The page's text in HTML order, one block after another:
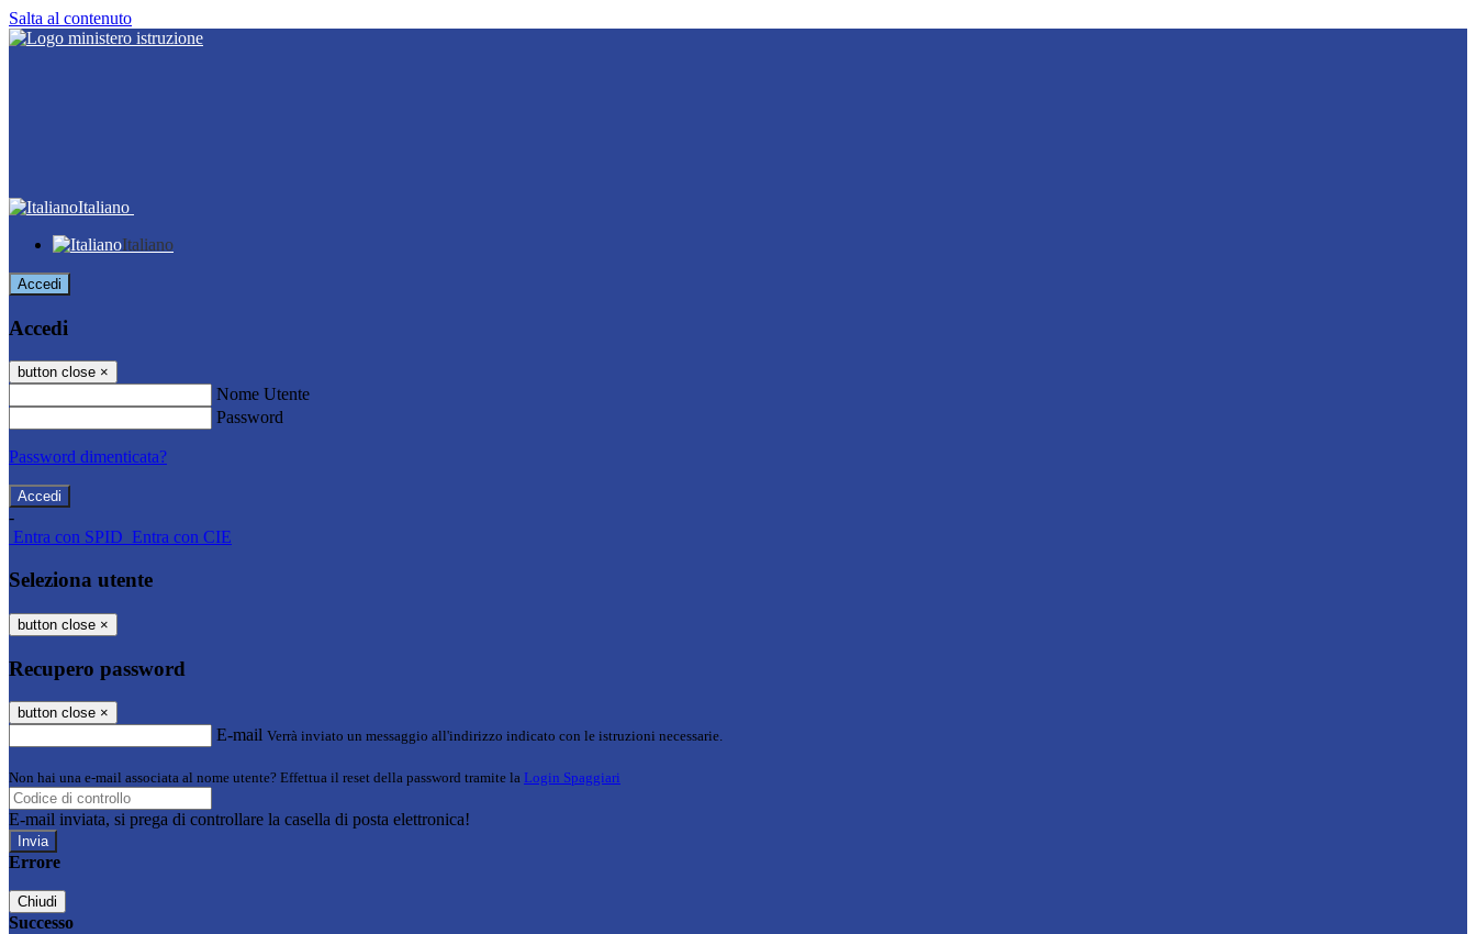
Salta al contenuto
Italiano
Italiano
Accedi
Accedi
button close ×
Nome Utente
Password
Password dimenticata?
-
Entra con SPID Entra con CIE
Seleziona utente
button close ×
Recupero password
button close ×
E-mail Verrà inviato un messaggio all'indirizzo indicato con le istruzioni necessarie.
Non hai una e-mail associata al nome utente? Effettua il reset della password tramite la Login Spaggiari
E-mail inviata, si prega di controllare la casella di posta elettronica!
Errore
Chiudi
Successo